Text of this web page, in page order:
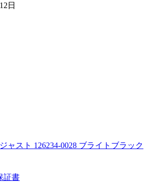
日
ャスト 126234-0028 ブライトブラック
証書